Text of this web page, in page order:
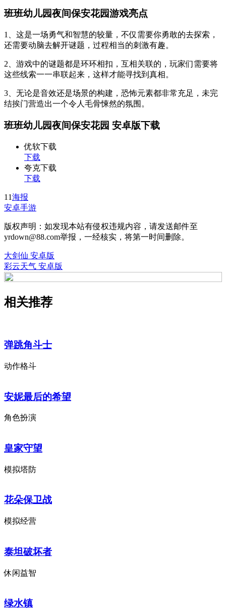
班班幼儿园夜间保安花园游戏亮点
1、这是一场勇气和智慧的较量，不仅需要你勇敢的去探索，
还需要动脑去解开谜题，过程相当的刺激有趣。
2、游戏中的谜题都是环环相扣，互相关联的，玩家们需要将
这些线索一一串联起来，这样才能寻找到真相。
3、无论是音效还是场景的构建，恐怖元素都非常充足，未完
结挨门营造出一个令人毛骨悚然的氛围。
班班幼儿园夜间保安花园 安卓版下载
优软下载
下载
夸克下载
下载
11海报
安卓手游
版权声明：如发现本站有侵权违规内容，请发送邮件至
yrdown@88.com举报，一经核实，将第一时间删除。
大剑仙 安卓版
彩云天气 安卓版
相关推荐
弹跳角斗士
动作格斗
安妮最后的希望
角色扮演
皇家守望
模拟塔防
花朵保卫战
模拟经营
泰坦破坏者
休闲益智
绿水镇